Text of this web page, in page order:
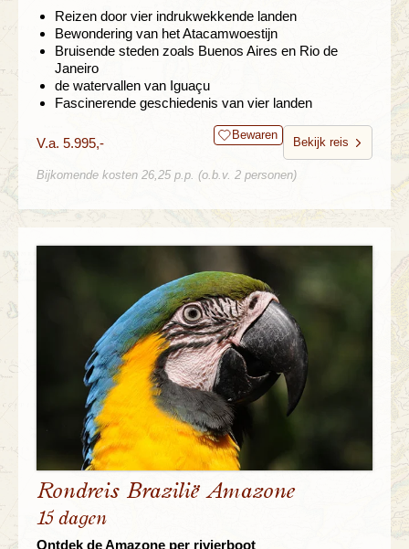
Reizen door vier indrukwekkende landen
Bewondering van het Atacamwoestijn
Bruisende steden zoals Buenos Aires en Rio de
Janeiro
de watervallen van Iguaçu
Fascinerende geschiedenis van vier landen
V.a. 5.995,- Bewaren
Bekijk reis
Bijkomende kosten 26,25 p.p. (o.b.v. 2 personen)
Rondreis Brazilië Amazone
15 dagen
Ontdek de Amazone per rivierboot